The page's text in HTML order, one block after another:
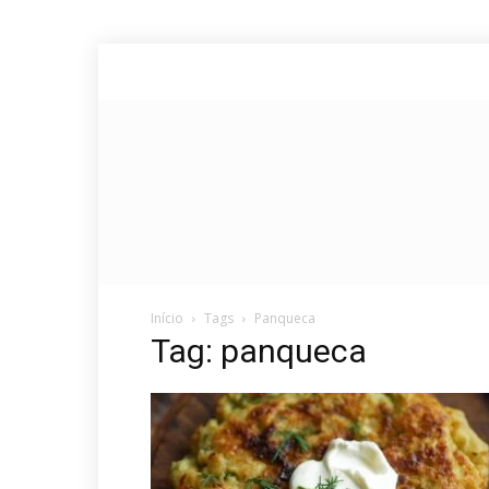
Início Tags Panqueca
Tag: panqueca